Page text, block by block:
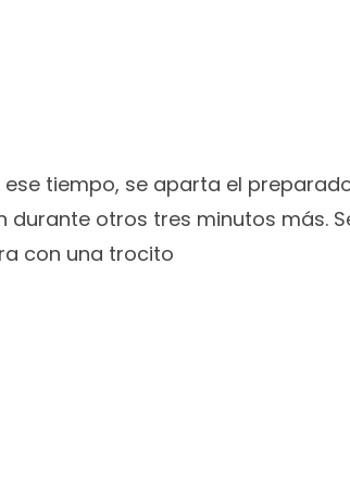
tiempo, se aparta el
durante otros tres minutos más.
con una trocito